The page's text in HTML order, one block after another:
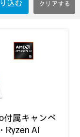
込む
付属キャンペ
Ryzen AI